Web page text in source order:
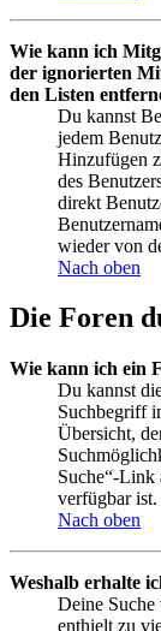
Wie kann ich
der ignorierten
den Listen
Du kannst
jedem
Hinzufügen
des
direkt
wieder von
Nach oben
Die Foren
Wie kann ich ein
Du kannst
Suchbegriff
Übersicht,
Suche“-Link
verfügbar ist.
Nach oben
Weshalb erhalte
Deine Suche
enthielt zu